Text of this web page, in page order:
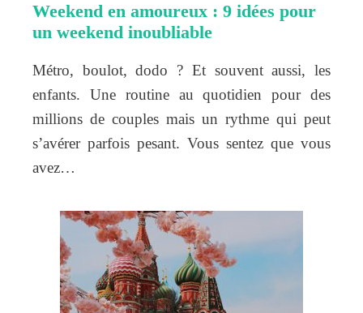
Weekend en amoureux : 9 idées pour
un weekend inoubliable
Métro, boulot, dodo ? Et souvent aussi, les
enfants. Une routine au quotidien pour des
millions de couples mais un rythme qui peut
s’avérer parfois pesant. Vous sentez que vous
avez…